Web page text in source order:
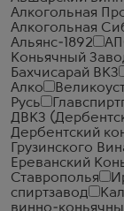
Алкогольная
Алкогольная
Альянс-1892
Коньячный
Бахчисарай ВКЗ
Алко
Русь
ДВКЗ
Дербентский
Грузинского
Ереванский
Ставрополья
спиртзавод